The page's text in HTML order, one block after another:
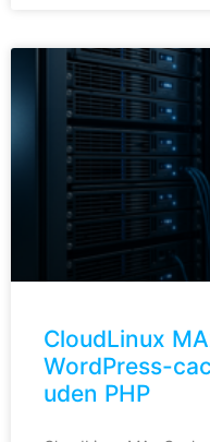
CloudLinux
WordPress-
uden PHP